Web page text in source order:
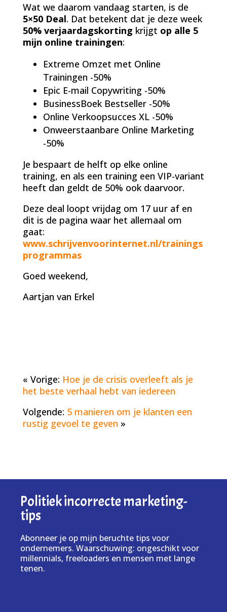
Wat we daarom vandaag starten, is de
5×50 Deal. Dat betekent dat je deze week
50% verjaardagskorting krijgt op alle 5
mijn online trainingen:
Extreme Omzet met Online
Trainingen -50%
Epic E-mail Copywriting -50%
BusinessBoek Bestseller -50%
Online Verkoopsucces XL -50%
Onweerstaanbare Online Marketing
-50%
Je bespaart de helft op elke online
training, en als een training een VIP-variant
heeft dan geldt de 50% ook daarvoor.
Deze deal loopt vrijdag om 17 uur af en
dit is de pagina waar het allemaal om
gaat:
www.schrijvenvoorinternet.nl/trainings
programmas
Goed weekend,
Aartjan van Erkel
« Vorige: Hoe je de crisis overleeft als je
het beste verhaal hebt van iedereen
Volgende: 5 manieren om je klanten een
rustig gevoel te geven »
Politiek incorrecte marketing-
tips
Abonneer je op mijn beruchte tips voor
ondernemers. Waarschuwing: ongeschikt voor
millennials, freeloaders en mensen met lange
tenen.